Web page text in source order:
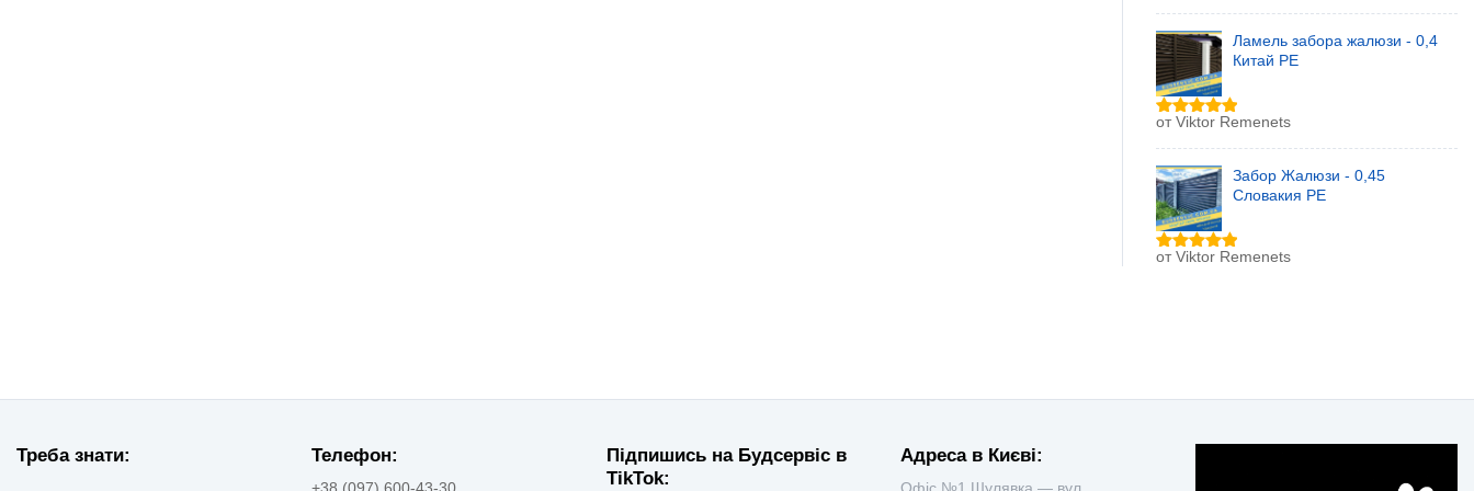
Ламель забора жалюзи - 0,4
Китай РЕ
Оценка 5
от Viktor Remenets
Забор Жалюзи - 0,45
Словакия РЕ
Оценка 5
от Viktor Remenets
Треба знати: Телефон:
Підпишись на Будсервіс в
TikTok:
Адреса в Києві: